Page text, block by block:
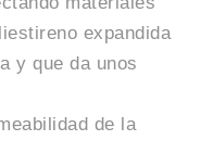
expandida
y que da unos
de la